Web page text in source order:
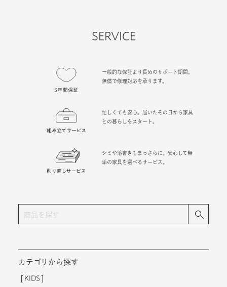
SERVICE
一般的な保証より長めのサポート期間。
無償で修理対応を承ります。
忙しくても安心。届いたその日から家具
との暮らしをスタート。
シミや落書きもまっさらに。安心して無
垢の家具を選べるサービス。
カテゴリから探す
KIDS